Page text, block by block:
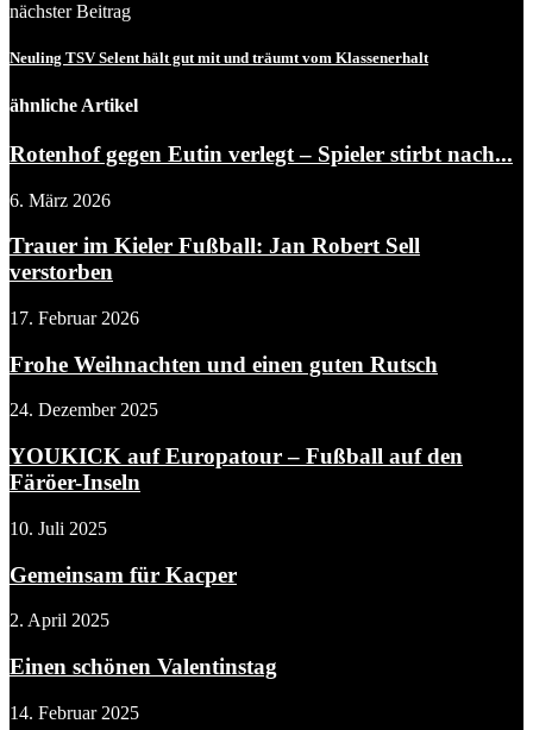
nächster Beitrag
Neuling TSV Selent hält gut mit und träumt vom Klassenerhalt
ähnliche Artikel
Rotenhof gegen Eutin verlegt – Spieler stirbt nach...
6. März 2026
Trauer im Kieler Fußball: Jan Robert Sell
verstorben
17. Februar 2026
Frohe Weihnachten und einen guten Rutsch
24. Dezember 2025
YOUKICK auf Europatour – Fußball auf den
Färöer-Inseln
10. Juli 2025
Gemeinsam für Kacper
2. April 2025
Einen schönen Valentinstag
14. Februar 2025